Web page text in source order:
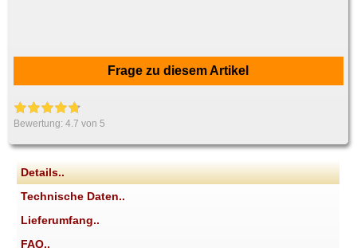
Frage zu diesem Artikel
Bewertung:4.7 von 5
Details..
Technische Daten..
Lieferumfang..
FAQ..